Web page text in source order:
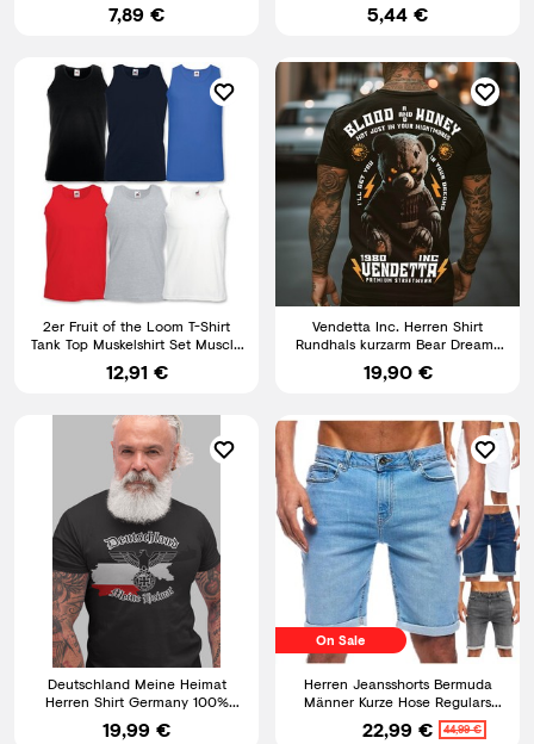
7,89 €
Baumwolle S M L XL XXL
5,44 €
2er Fruit of the Loom T-Shirt
Tank Top Muskelshirt Set Muscle
Shirt Herren Shirt
12,91 €
Vendetta Inc. Herren Shirt
Rundhals kurzarm Bear Dreams
schwarz VD-1427 Print
19,90 €
Deutschland Meine Heimat
Herren Shirt Germany 100%
Baumwolle bis 5XL
19,99 €
On Sale
Herren Jeansshorts Bermuda
Männer Kurze Hose Regulars
SLIM Fit
22,99 € 44,99 €